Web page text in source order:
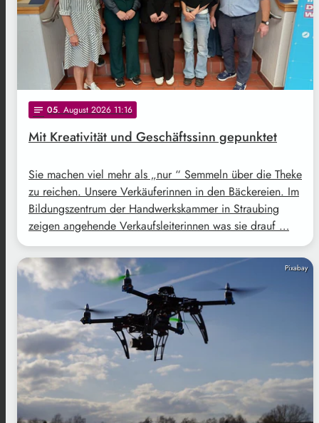
notes 05. August 2026 11:16
Mit Kreativität und Geschäftssinn gepunktet
Sie machen viel mehr als „nur “ Semmeln über die Theke
zu reichen. Unsere Verkäuferinnen in den Bäckereien. Im
Bildungszentrum der Handwerkskammer in Straubing
zeigen angehende Verkaufsleiterinnen was sie drauf …
Pixabay